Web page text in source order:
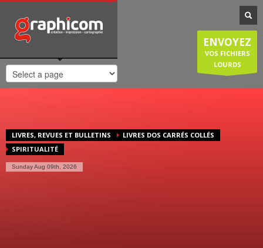
NOTRE SPÉCIALISATION
Notre entreprise familiale est spécialisée dans la cartographie, les
plans de ville, mais est également compétente en infographie, en
création graphique, en impression grâce à nos presses numériques
de haute qualité. Nous réalisons également des sites internet et
couvrons donc une large demande des entreprises et particuliers.
Vendredi: 8:30-12:30/14:00-18:00
Samedi/Dimanche: Fermé.
ENVOYEZ
VOS FICHIERS
LOURDS
LIVRES, REVUES ET BULLETINS
LIVRES DOS CARRÉS COLLÉS
SPIRITUALITÉ
Sunday Aug 09th, 2026